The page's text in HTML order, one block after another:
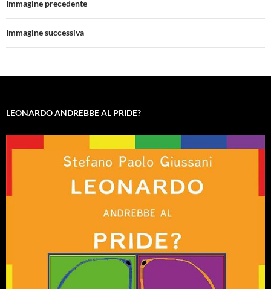
Immagine precedente
Immagine successiva
LEONARDO ANDREBBE AL PRIDE?